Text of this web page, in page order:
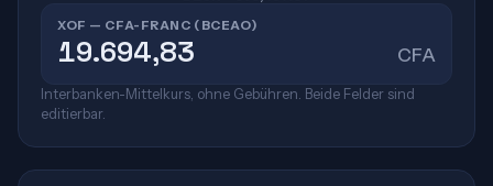
XOF — CFA-FRANC (BCEAO)
CFA
Interbanken-Mittelkurs, ohne Gebühren. Beide Felder sind
editierbar.